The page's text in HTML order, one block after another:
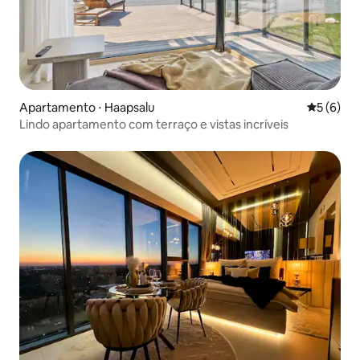
Apartamento ⋅ Haapsalu 5 de
5 (6)
Lindo apartamento com terraço e vistas incríveis